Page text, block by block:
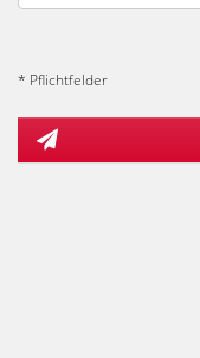
* Pflichtfelder